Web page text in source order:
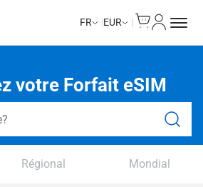
FR EUR
votre Forfait eSIM
Régional Mondial